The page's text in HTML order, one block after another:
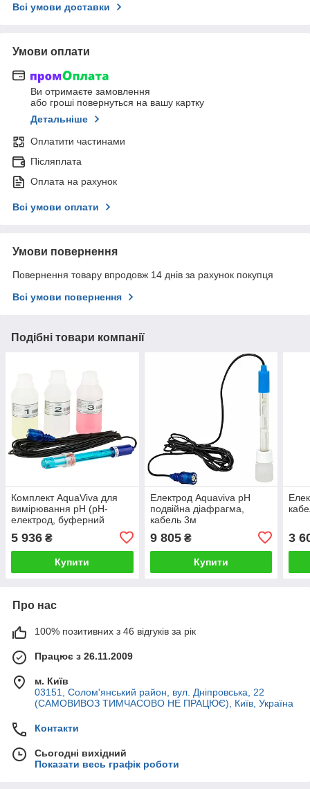
Всі умови доставки
Умови оплати
Ви отримаєте замовлення
або гроші повернуться на вашу картку
Детальніше
Оплатити частинами
Післяплата
Оплата на рахунок
Всі умови оплати
Умови повернення
Повернення товару впродовж 14 днів за рахунок покупця
Всі умови повернення
Подібні товари компанії
Комплект AquaViva для
вимірювання pH (pH-
електрод, буферний
(9900102012)
5 936 ₴
Купити
Електрод Aquaviva pH
подвійна діафрагма,
кабель 3м
9 805₴
Купити
3
Про нас
100% позитивних з 46 відгуків за рік
Працює з 26.11.2009
м. Київ
03151, Солом'янський район, вул. Дніпровська, 22
(САМОВИВОЗ ТИМЧАСОВО НЕ ПРАЦЮЄ), Київ, Україна
Контакти
Сьогодні вихідний
Показати весь графік роботи